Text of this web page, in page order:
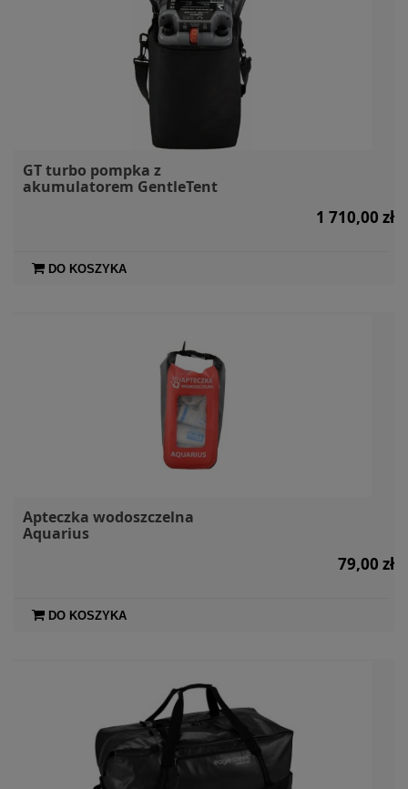
GT turbo pompka z
akumulatorem GentleTent
1 710,00 zł
DO KOSZYKA
Apteczka wodoszczelna
Aquarius
79,00 zł
DO KOSZYKA